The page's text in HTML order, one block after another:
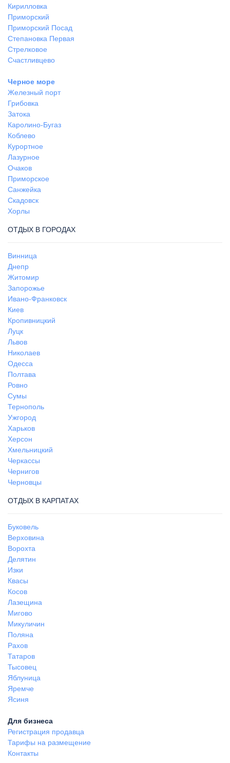
Кирилловка
Приморский
Приморский Посад
Степановка Первая
Стрелковое
Счастливцево
Черное море
Железный порт
Грибовка
Затока
Каролино-Бугаз
Коблево
Курортное
Лазурное
Очаков
Приморское
Санжейка
Скадовск
Хорлы
ОТДЫХ В ГОРОДАХ
Винница
Днепр
Житомир
Запорожье
Ивано-Франковск
Киев
Кропивницкий
Луцк
Львов
Николаев
Одесса
Полтава
Ровно
Сумы
Тернополь
Ужгород
Харьков
Херсон
Хмельницкий
Черкассы
Чернигов
Черновцы
ОТДЫХ В КАРПАТАХ
Буковель
Верховина
Ворохта
Делятин
Изки
Квасы
Косов
Лазещина
Мигово
Микуличин
Поляна
Рахов
Татаров
Тысовец
Яблуница
Яремче
Ясиня
Для бизнеса
Регистрация продавца
Тарифы на размещение
Контакты